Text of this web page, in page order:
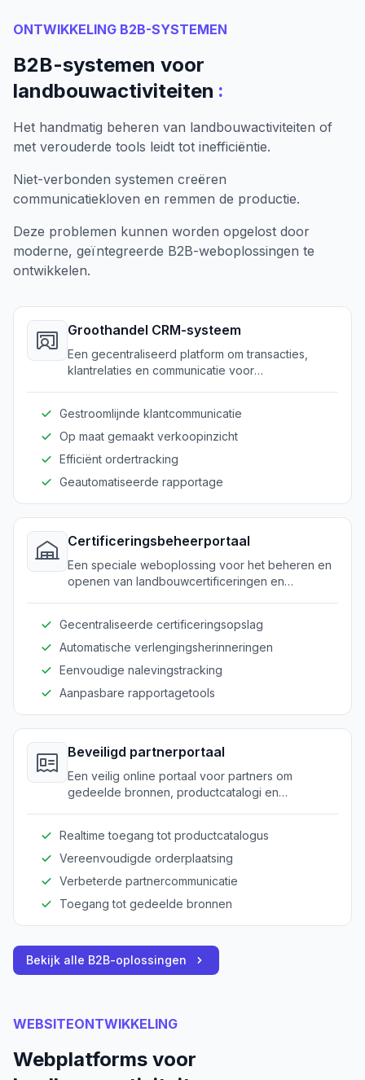
ONTWIKKELING B2B-SYSTEMEN
B2B-systemen voor
landbouwactiviteiten :
Het handmatig beheren van landbouwactiviteiten of
met verouderde tools leidt tot inefficiëntie.
Niet-verbonden systemen creëren
communicatiekloven en remmen de productie.
Deze problemen kunnen worden opgelost door
moderne, geïntegreerde B2B-weboplossingen te
ontwikkelen.
Groothandel CRM-systeem
Een gecentraliseerd platform om transacties,
klantrelaties en communicatie voor
Gestroomlijnde klantcommunicatie
Op maat gemaakt verkoopinzicht
Efficiënt ordertracking
Geautomatiseerde rapportage
Certificeringsbeheerportaal
Een speciale weboplossing voor het beheren en
openen van landbouwcertificeringen en
Gecentraliseerde certificeringsopslag
Automatische verlengingsherinneringen
Eenvoudige nalevingstracking
Aanpasbare rapportagetools
Beveiligd partnerportaal
Een veilig online portaal voor partners om
gedeelde bronnen, productcatalogi en
Realtime toegang tot productcatalogus
Vereenvoudigde orderplaatsing
Verbeterde partnercommunicatie
Toegang tot gedeelde bronnen
Bekijk alle B2B-oplossingen
WEBSITEONTWIKKELING
Webplatforms voor